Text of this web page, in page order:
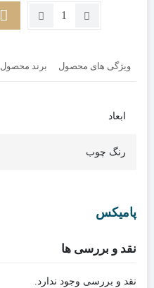
تعداد:
نفره
ویژگی های محصول برند محصول
ابعاد
رنگ چوب
پامیکس
نقد و بررسی ها
نقد و بررسی وجود ندارد.